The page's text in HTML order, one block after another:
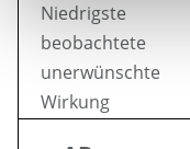
Niedrigste
beobachtete
unerwünschte
Wirkung